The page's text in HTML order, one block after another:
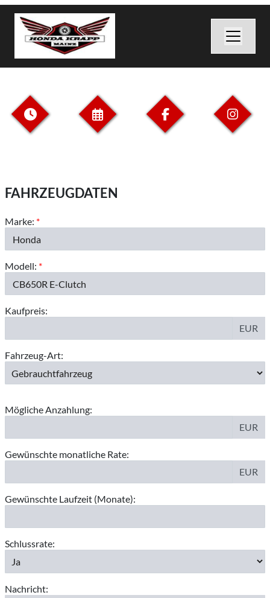
FAHRZEUGDATEN
Marke: *
Modell: *
Kaufpreis:
EUR
Fahrzeug-Art:
Mögliche Anzahlung:
EUR
Gewünschte monatliche Rate:
EUR
Gewünschte Laufzeit (Monate):
Schlussrate:
Nachricht: